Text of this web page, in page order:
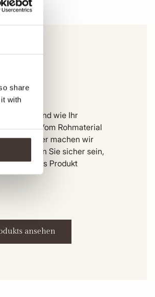
share
with
wo und wie Ihr
wurde. Vom Rohmaterial
Lager machen wir
So können Sie sicher sein,
Produkt
ansehen